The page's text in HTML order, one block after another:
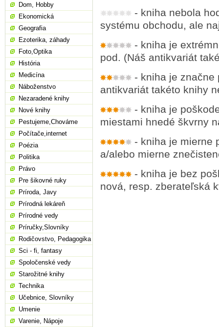
- kniha nebola
systému obchodu, ale
- kniha je
pod. (Náš antikvariát
- kniha je značne
antikvariát takéto knihy
- kniha je
miestami hnedé škvrny
- kniha je mierne
a/alebo mierne
- kniha je bez
nová, resp. zberateľská
Dom, Hobby
Ekonomická
Geografia
Ezoterika, záhady
Foto,Optika
História
Medicína
Náboženstvo
Nezaradené knihy
Nové knihy
Pestujeme,Chováme
Počítače,internet
Poézia
Politika
Právo
Pre šikovné ruky
Príroda, Javy
Prírodná lekáreň
Prírodné vedy
Príručky,Slovníky
Rodičovstvo, Pedagogika
Sci - fi, fantasy
Spoločenské vedy
Starožitné knihy
Technika
Učebnice, Slovníky
Umenie
Varenie, Nápoje